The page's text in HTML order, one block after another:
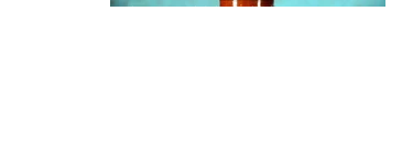
INTRO MALEWORKSHOP